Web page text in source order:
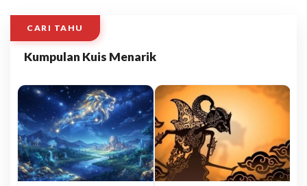
CARI TAHU
Kumpulan Kuis Menarik